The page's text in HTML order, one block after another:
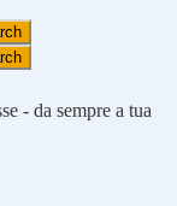
- da sempre a tua